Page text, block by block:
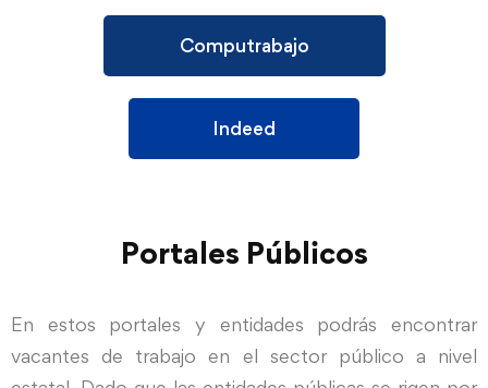
Computrabajo
Indeed
Portales Públicos
En estos portales y entidades podrás encontrar
vacantes de trabajo en el sector público a nivel